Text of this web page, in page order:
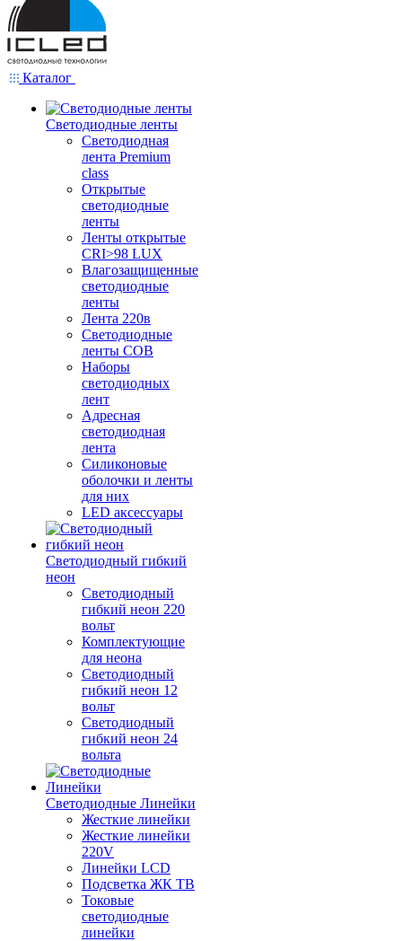
Каталог
Светодиодные ленты
Светодиодная
лента Premium
class
Открытые
светодиодные
ленты
Ленты открытые
CRI>98 LUX
Влагозащищенные
светодиодные
ленты
Лента 220в
Светодиодные
ленты COB
Наборы
светодиодных
лент
Адресная
светодиодная
лента
Силиконовые
оболочки и ленты
для них
LED аксессуары
Светодиодный гибкий
неон
Светодиодный
гибкий неон 220
вольт
Комплектующие
для неона
Светодиодный
гибкий неон 12
вольт
Светодиодный
гибкий неон 24
вольта
Светодиодные Линейки
Жесткие линейки
Жесткие линейки
220V
Линейки LCD
Подсветка ЖК ТВ
Токовые
светодиодные
линейки